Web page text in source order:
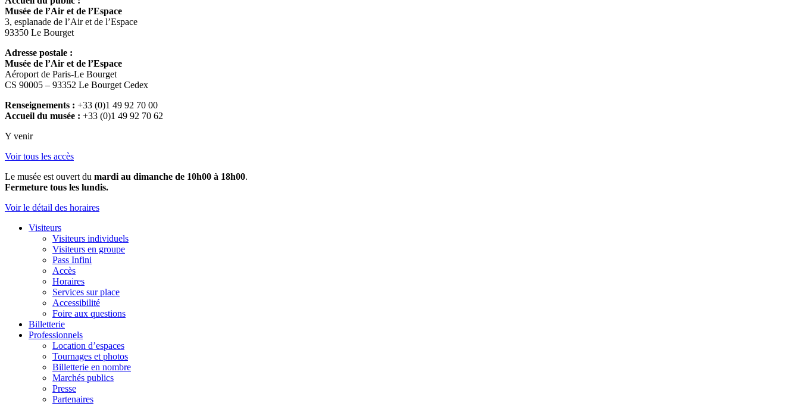
Musée de l’Air et de l’Espace
3, esplanade de l’Air et de l’Espace
93350 Le Bourget
Adresse postale :
Musée de l’Air et de l’Espace
Aéroport de Paris-Le Bourget
CS 90005 – 93352 Le Bourget Cedex
Renseignements : +33 (0)1 49 92 70 00
Accueil du musée : +33 (0)1 49 92 70 62
Y venir
Voir tous les accès
Le musée est ouvert du mardi au dimanche de 10h00 à 18h00.
Fermeture tous les lundis.
Voir le détail des horaires
Visiteurs
Visiteurs individuels
Visiteurs en groupe
Pass Infini
Accès
Horaires
Services sur place
Accessibilité
Foire aux questions
Billetterie
Professionnels
Location d’espaces
Tournages et photos
Billetterie en nombre
Marchés publics
Presse
Partenaires